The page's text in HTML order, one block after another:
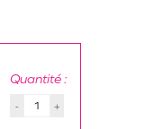
Quantité :
- +